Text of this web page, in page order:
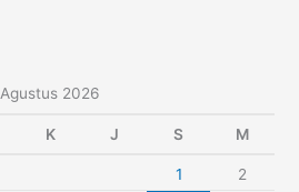
Agustus 2026
K J S M
1 2